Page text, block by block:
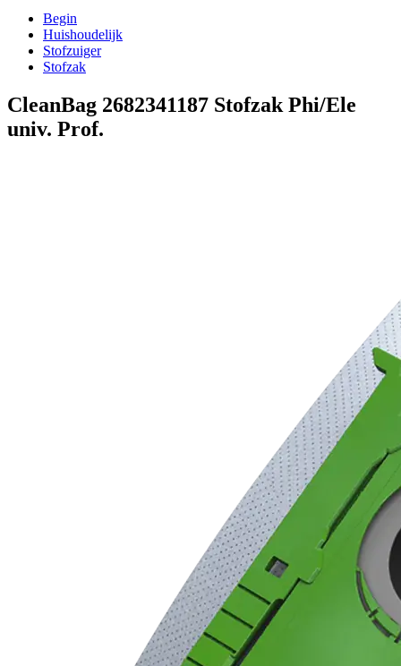
Begin
Huishoudelijk
Stofzuiger
Stofzak
CleanBag 2682341187 Stofzak Phi/Ele
univ. Prof.